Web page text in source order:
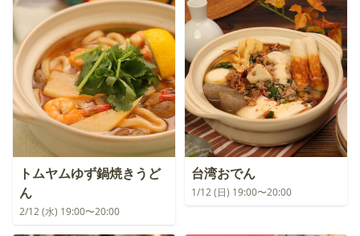
トムヤムゆず鍋焼きうど
ん
2/12 (水) 19:00〜20:00
台湾おでん
1/12 (日) 19:00〜20:00